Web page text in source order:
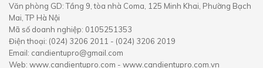
Văn phòng GD: Tầng 9, tòa nhà Coma, 125 Minh Khai, Phường Bạch
Mai, TP Hà Nội
Mã số doanh nghiệp: 0105251353
Điện thoại: (024) 3206 2011 - (024) 3206 2019
Email: candientupro@gmail.com
Web: www.candientupro.com - www.candientupro.com.vn